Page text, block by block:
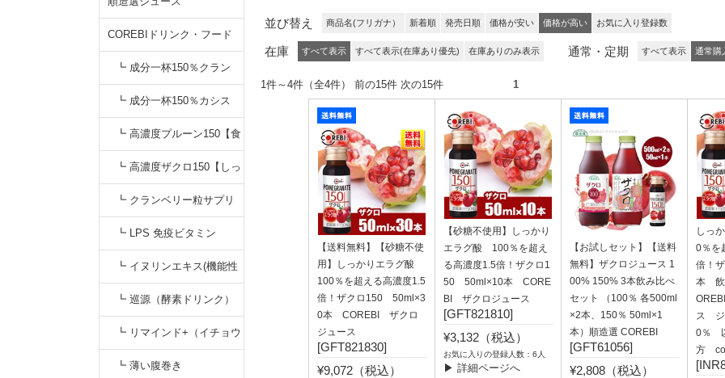
COREBIドリンク・フード
┗ 成分一杯150％クラン
無添加クランベリー150
【すっきりキナ酸】
┗ 成分一杯150％カシス
無添加カシスジュース【く
っきりアントシアニン】
┗ 高濃度プルーン150【食
物繊維&鉄分】プルーンジ
ュース
┗ 高濃度ザクロ150【しっ
かりエラグ酸】無添加
┗ クランベリー粒サプリ
┗ LPS 免疫ビタミン
┗ イヌリンエキス(機能性
食品)
┗ 巡源（酵素ドリンク）
┗ リマインド+（イチョウ
葉サプリ）
┗ 薄い腹巻き
並び替え 商品名(フリガナ） 新着順 発売日順 価格が安い 価格が高い お気に入り登録数
在庫 すべて表示 すべて表示(在庫あり優先) 在庫ありのみ表示 通常・定期 すべて表示 通常購
1件～4件（全4件） 前の15件 次の15件 1
【送料無料】【砂糖不使
用】しっかりエラグ酸
100％を超える高濃度1.5
倍！ザクロ150 50ml×3
0本 COREBI ザクロ
ジュース
[GFT821830]
¥9,072（税込）
【砂糖不使用】しっかり
エラグ酸 100％を超え
る高濃度1.5倍！ザクロ1
50 50ml×10本 CORE
BI ザクロジュース
[GFT821810]
¥3,132（税込）
お気に入りの登録人数：6人
▶ 詳細ページへ
【お試しセット】【送料
無料】ザクロジュース 1
00% 150% 3本飲み比べ
セット （100％ 各500ml
×2本、150％ 50ml×1
本）順造選 COREBI
[GFT61056]
¥2,808（税込）
しっ
0％を
倍！
本 飲
ス ジ
0％
方